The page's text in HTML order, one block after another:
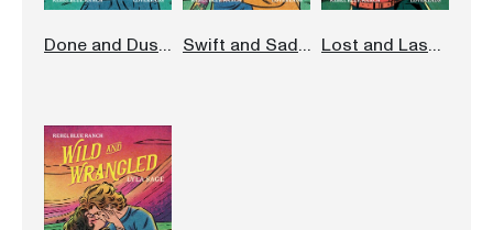
Done and Dusted (svensk utgåva) Swift and Saddled (svensk utgåva) Lost and Lassoed (svensk utgåva)